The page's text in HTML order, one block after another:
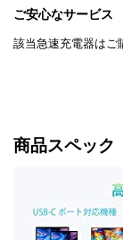
ご安心なサービス
該当急速充電器はご
商品スペック